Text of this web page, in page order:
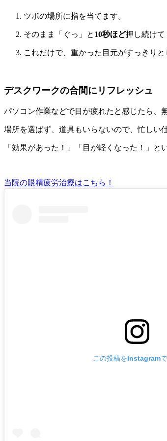
ツボの場所に指を当てます。
そのまま「ぐっ」と 10秒ほど押し続けて
これだけで、重かった目元がすっきりと
デスクワークの合間にリフレッシュ
パソコン作業などで目が疲れたと感じたら、
場所を選ばず、道具もいらないので、忙しい
「効果があった！」「目が軽くなった！」
当院の眼精疲労治療はこちら！
この投稿をInstagram